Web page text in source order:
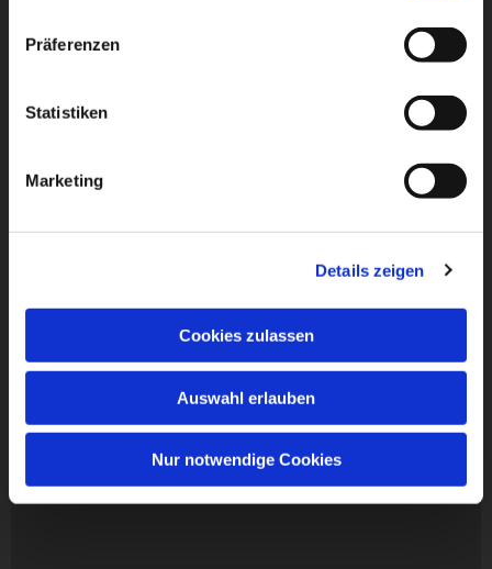
Präferenzen
Statistiken
Marketing
Details zeigen
Cookies zulassen
Auswahl erlauben
Nur notwendige Cookies